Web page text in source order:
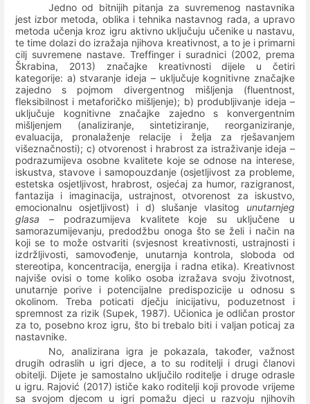
Jedno od bitnijih pitanja za suvremenog nastavnika
jest izbor metoda, oblika i tehnika nastavnog rada, a upravo
metoda učenja kroz igru aktivno uključuju učenike u nastavu,
te time dolazi do izražaja njihova kreativnost, a to je i primarni
cilj suvremene nastave. Treffinger i suradnici (2002, prema
Škrabina, 2013) značajke kreativnosti dijele u četiri
kategorije: a) stvaranje ideja – uključuje kognitivne značajke
zajedno s pojmom divergentnog mišljenja (fluentnost,
fleksibilnost i metaforičko mišljenje); b) produbljivanje ideja –
uključuje kognitivne značajke zajedno s konvergentnim
mišljenjem (analiziranje, sintetiziranje, reorganiziranje,
evaluacija, pronalaženje relacije i želja za rješavanjem
višeznačnosti); c) otvorenost i hrabrost za istraživanje ideja –
podrazumijeva osobne kvalitete koje se odnose na interese,
iskustva, stavove i samopouzdanje (osjetljivost za probleme,
estetska osjetljivost, hrabrost, osjećaj za humor, razigranost,
fantazija i imaginacija, ustrajnost, otvorenost za iskustvo,
emocionalnu osjetljivost) i d) slušanje vlasitog unutarnjeg
glasa – podrazumijeva kvalitete koje su uključene u
samorazumijevanju, predodžbu onoga što se želi i način na
koji se to može ostvariti (svjesnost kreativnosti, ustrajnosti i
izdržljivosti, samovođenje, unutarnja kontrola, sloboda od
stereotipa, koncentracija, energija i radna etika). Kreativnost
najviše ovisi o tome koliko osoba izražava svoju životnost,
unutarnje porive i potencijalne predispozicije u odnosu s
okolinom. Treba poticati dječju inicijativu, poduzetnost i
spremnost za rizik (Supek, 1987). Učionica je odličan prostor
za to, posebno kroz igru, što bi trebalo biti i valjan poticaj za
nastavnike.
No, analizirana igra je pokazala, također, važnost
drugih odraslih u igri djece, a to su roditelji i drugi članovi
obitelji. Dijete je samostalno uključilo roditelje i druge odrasle
u igru. Rajović (2017) ističe kako roditelji koji provode vrijeme
sa svojom djecom u igri pomažu djeci u razvoju njihovih